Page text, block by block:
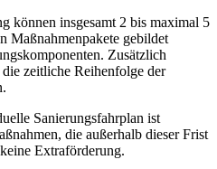
können insge­samt 2 bis maximal 5
Maßnahmen­pakete gebildet
Zusätzlich
zeit­liche Reihenfolge der
Sanierungs­fahrplan ist
die außer­halb dieser Frist
Extraförderung.